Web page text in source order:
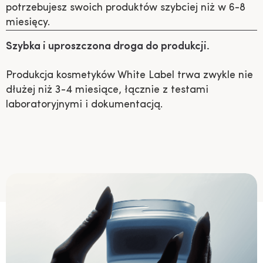
potrzebujesz swoich produktów szybciej niż w 6-8
miesięcy.
Szybka i uproszczona droga do produkcji.
Produkcja kosmetyków White Label trwa zwykle nie
dłużej niż 3-4 miesiące, łącznie z testami
laboratoryjnymi i dokumentacją.